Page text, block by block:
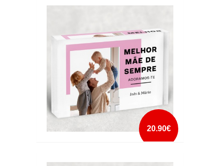
mais info
20.90€
NOMES